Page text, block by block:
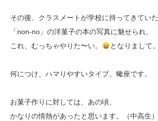
その後、クラスメートが学校に持ってきていた
「non-no」の洋菓子の本の写真に魅せられ、
これ、むっちゃやりた〜い。
となりまして。
何につけ、ハマりやすいタイプ。蠍座です。
お菓子作りに対しては、あの頃、
かなりの情熱があったと思います。（中高生）